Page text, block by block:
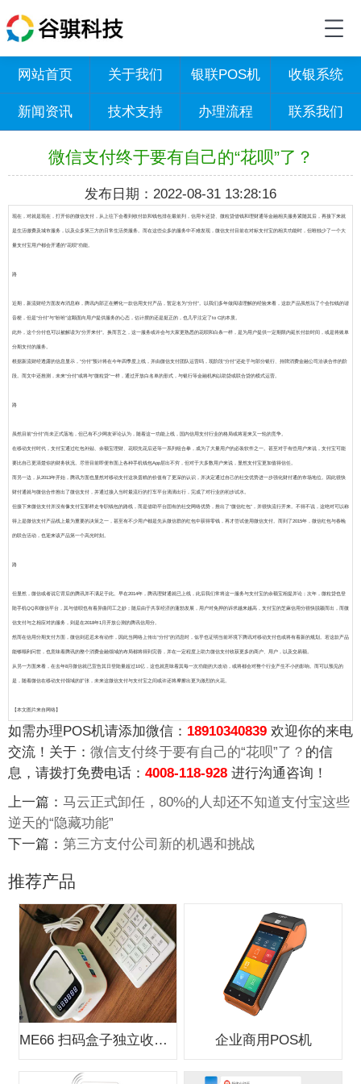
网站首页 关于我们 银联POS机 收银系统
新闻资讯 技术支持 办理流程 联系我们
微信支付终于要有自己的“花呗”了？
发布日期：2022-08-31 13:28:16
现在，对就是现在，打开你的微信支付，从上往下会看到收付款和钱包排在最前列，信用卡还贷、微粒贷借钱和理财通等金融相关服务紧随其后，再接下来就
是生活缴费及城市服务，以及众多第三方的日常生活类服务。而在这些众多的服务中不难发现，微信支付目前在对标支付宝的相关功能时，但唯独少了一个大
量支付宝用户都会开通的“花呗”功能。
路
近期，新流财经方面发布消息称，腾讯内部正在孵化一款信用支付产品，暂定名为“分付”。以我们多年做阅读理解的经验来看，这款产品虽然玩了个会扣钱的谐
音梗，但是“分付”与“吩咐”这颗面向用户提供服务的心态，估计摆的还是挺正的，也几乎注定了to C的本质。
此外，这个分付也可以被解读为“分开来付”。换而言之，这一服务或许会与大家更熟悉的花呗和白条一样，是为用户提供一定期限内延长付款时间，或是将账单
分期支付的服务。
根据新流财经透露的信息显示，“分付”预计将在今年四季度上线，并由微信支付团队运营吗，现阶段“分付”还处于与部分银行、持牌消费金融公司洽谈合作的阶
段。而文中还推测，未来“分付”或将与“微粒贷”一样，通过开放白名单的形式，与银行等金融机构以助贷或联合贷的模式运营。
路
虽然目前“分付”尚未正式落地，但已有不少网友评论认为，随着这一功能上线，国内信用支付行业的格局或将迎来又一轮的竞争。
在移动支付时代，支付宝通过红包补贴、余额宝理财、花呗先花后还等一系列组合拳，成为了大量用户的必装软件之一。甚至对于有些用户来说，支付宝可能
要比自己更清楚你的财务状况。尽管目前即便市面上各种手机钱包App层出不穷，但对于大多数用户来说，显然支付宝更加值得信任。
而另一边，从2013年开始，腾讯方面也显然对移动支付这块蛋糕的价值有了更深的认识，并决定通过自己的社交优势进一步强化财付通的市场地位。因此很快
财付通就与微信合作推出了微信支付，并通过接入当时最流行的打车平台滴滴出行，完成了对行业的初步试水。
但接下来微信支付并没有像支付宝那样走专职钱包的路线，而是借助平台固有的社交网络优势，推出了“微信红包”，并很快流行开来。不得不说，这绝对可以称
得上是微信支付产品线上最为重要的决策之一，甚至有不少用户都是先从微信群的红包中获得零钱，再才尝试使用微信支付。而到了2015年，微信红包与春晚
的联合活动，也迎来该产品第一个高光时刻。
路
但显然，微信或者说它背后的腾讯并不满足于此。早在2014年，腾讯理财通就已上线，此后我们常将这一服务与支付宝的余额宝相提并论；次年，微粒贷也登
陆手机QQ和微信平台，其与借呗也有着异曲同工之妙；随后由于共享经济的蓬勃发展，用户对免押的诉求越来越高，支付宝的芝麻信用分很快脱颖而出，而微
信支付与之相应对的服务，则是在2018年1月开放公测的腾讯信用分。
然而在信用分期支付方面，微信则迟迟未有动作，因此当网络上传出“分付”的消息时，似乎也证明当前环境下腾讯对移动支付也或将有着新的规划。若这款产品
能够顺利问世，也意味着腾讯的整个消费金融领域的布局都将得到完善，并在一定程度上助力微信支付收获更多的商户、用户，以及交易额。
从另一方面来看，在去年8月微信就已宣告其日登陆量超过10亿，这也就意味着其每一次功能的大改动，或将都会对整个行业产生不小的影响。而可以预见的
是，随着微信在移动支付领域的扩张，未来这微信支付与支付宝之间或许还将摩擦出更为激烈的火花。
【本文图片来自网络】
如需办理POS机请添加微信： 18910340839 欢迎你的来电
交流！关于： 微信支付终于要有自己的“花呗”了？ 的信
息，请拨打免费电话： 4008-118-928 进行沟通咨询！
上一篇： 马云正式卸任，80%的人却还不知道支付宝这些
逆天的“隐藏功能”
下一篇： 第三方支付公司新的机遇和挑战
推荐产品
ME66 扫码盒子独立收款支付盒子 企业商用POS机